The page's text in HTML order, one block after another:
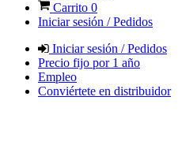
Carrito 0
Iniciar sesión / Pedidos
Iniciar sesión / Pedidos
Precio fijo por 1 año
Empleo
Conviértete en distribuidor